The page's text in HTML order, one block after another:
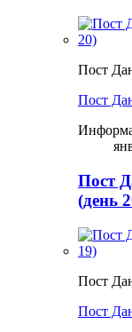
Пост
Пост
Пост
(день
Пост
Пост